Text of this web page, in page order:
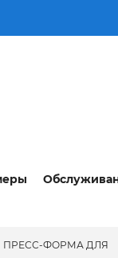
ПРЕСС-ФОРМА ДЛЯ